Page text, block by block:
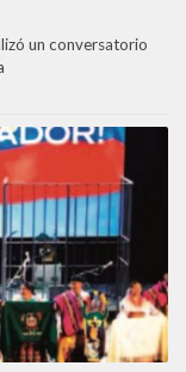
un conversatorio